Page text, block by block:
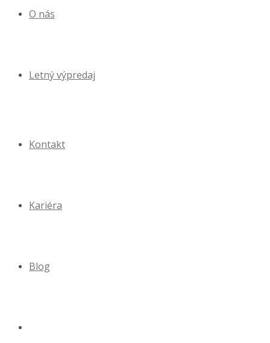
O nás
Letný výpredaj
Kontakt
Kariéra
Blog